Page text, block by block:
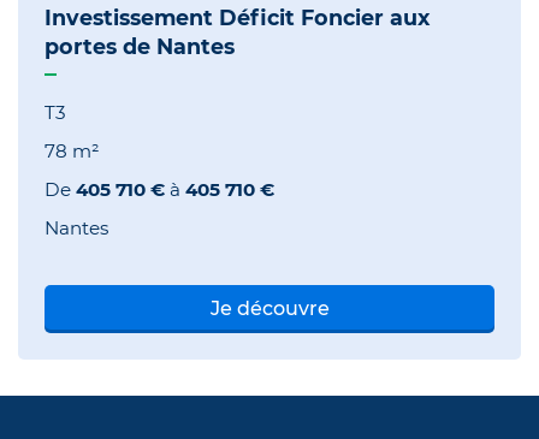
Investissement Déficit Foncier aux
portes de Nantes
T3
78 m²
De 405 710 € à 405 710 €
Nantes
Je découvre